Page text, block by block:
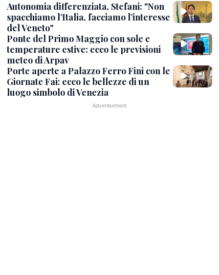
Autonomia differenziata, Stefani: "Non
spacchiamo l’Italia, facciamo l’interesse
del Veneto"
Ponte del Primo Maggio con sole e
temperature estive: ecco le previsioni
meteo di Arpav
Porte aperte a Palazzo Ferro Fini con le
Giornate Fai: ecco le bellezze di un
luogo simbolo di Venezia